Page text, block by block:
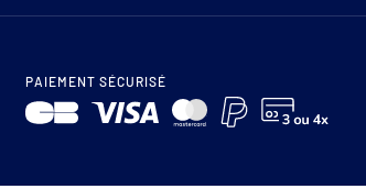
PAIEMENT SÉCURISÉ